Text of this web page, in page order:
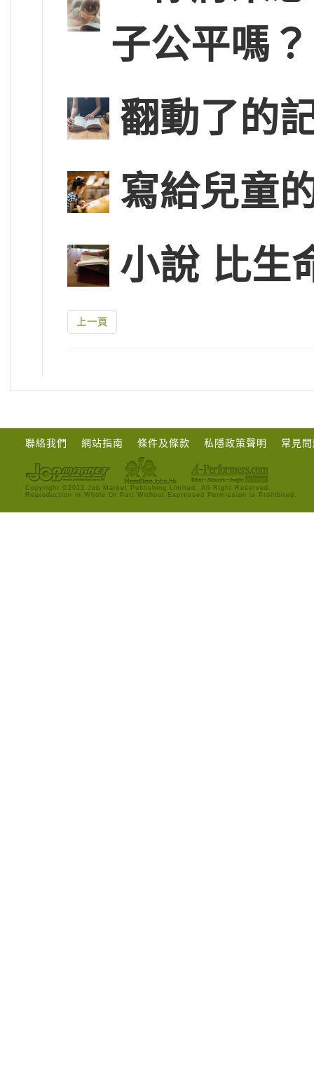
子公平嗎？
翻動了的
寫給兒童
小說 比生
上一頁
聯絡我們 網站指南 條件及條款 私隱政策聲明 常見
Copyright ©2013 Job Market Publishing Limited. All Right Reserved.
Reproduction in Whole Or Part Without Expressed Permission is Prohibited.